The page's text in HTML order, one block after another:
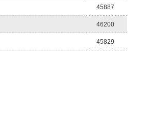
45887
46200
45829